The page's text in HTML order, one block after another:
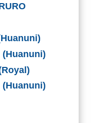
(Huanuni)